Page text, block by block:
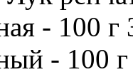
- 100
- 100